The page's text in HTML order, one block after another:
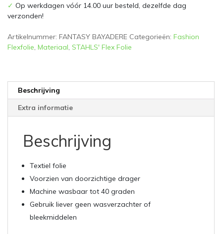
✓ Op werkdagen vóór 14.00 uur besteld, dezelfde dag
verzonden!
Artikelnummer: FANTASY BAYADERE Categorieën: Fashion
Flexfolie Materiaal STAHLS' Flex Folie
Beschrijving
Extra informatie
Beschrijving
Textiel folie
Voorzien van doorzichtige drager
Machine wasbaar tot 40 graden
Gebruik liever geen wasverzachter of
bleekmiddelen